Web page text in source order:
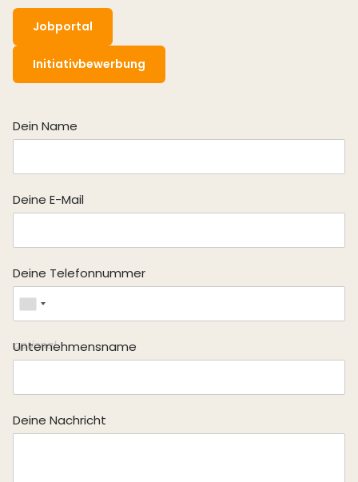
Jobportal
Initiativbewerbung
Dein Name
Deine E-Mail
Registrieren Sie sich in unserem
unsere Personalverantwortlichen werden Sie kontaktieren
oder durchsuchen Sie unser
Deine Telefonnummer
optional
Unternehmensname
Deine Nachricht